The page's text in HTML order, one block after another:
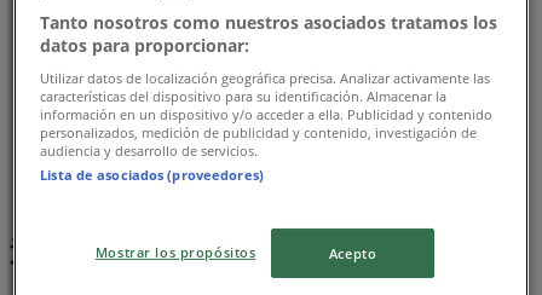
近くのお店
Tanto nosotros como nuestros asociados tratamos los
datos para proporcionar:
Utilizar datos de localización geográfica precisa. Analizar activamente las
características del dispositivo para su identificación. Almacenar la
información en un dispositivo y/o acceder a ella. Publicidad y contenido
personalizados, medición de publicidad y contenido, investigación de
audiencia y desarrollo de servicios.
Lista de asociados (proveedores)
Mostrar los propósitos Acepto